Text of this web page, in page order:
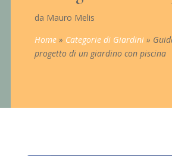
da Mauro Melis
Home» Categorie di Giardini»
progetto di un giardino con piscina